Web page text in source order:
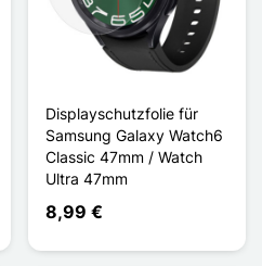
Displayschutzfolie für
Samsung Galaxy Watch6
Classic 47mm / Watch
Ultra 47mm
8,99 €